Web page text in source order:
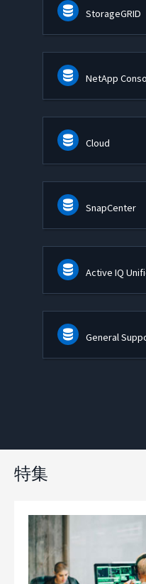
StorageGRID
NetApp
Cloud
SnapCenter
Active IQ
General
特集